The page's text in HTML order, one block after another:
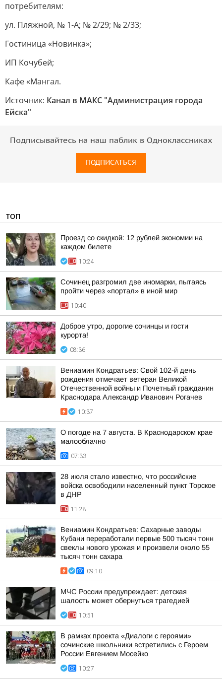
потребителям:
ул. Пляжной, № 1-А; № 2/29; № 2/33;
Гостиница «Новинка»;
ИП Кочубей;
Кафе «Мангал.
Источник: Канал в МАКС "Администрация города
Ейска"
Подписывайтесь на наш паблик в Одноклассниках
ПОДПИСАТЬСЯ
ТОП
Проезд со скидкой: 12 рублей экономии на
каждом билете
10:24
Сочинец разгромил две иномарки, пытаясь
пройти через «портал» в иной мир
10:40
Доброе утро, дорогие сочинцы и гости
курорта!
08:36
Вениамин Кондратьев: Свой 102-й день
рождения отмечает ветеран Великой
Отечественной войны и Почетный гражданин
Краснодара Александр Иванович Рогачев
10:37
О погоде на 7 августа. В Краснодарском крае
малооблачно
07:33
28 июля стало известно, что российские
войска освободили населенный пункт Торское
в ДНР
11:28
Вениамин Кондратьев: Сахарные заводы
Кубани переработали первые 500 тысяч тонн
свеклы нового урожая и произвели около 55
тысяч тонн сахара
09:10
МЧС России предупреждает: детская
шалость может обернуться трагедией
10:51
В рамках проекта «Диалоги с героями»
сочинские школьники встретились с Героем
России Евгением Мосейко
10:27